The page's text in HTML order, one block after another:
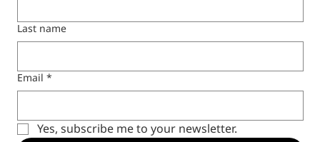
Last name
Email *
Yes, subscribe me to your newsletter.